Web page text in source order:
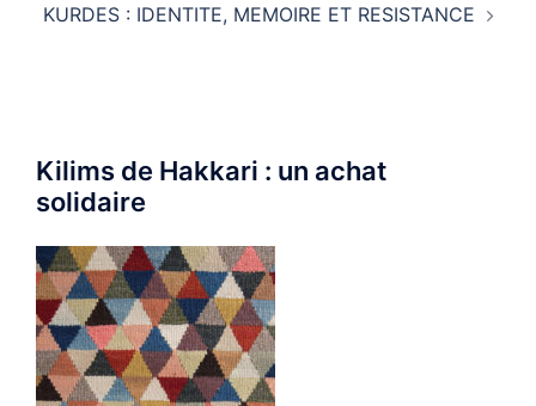
KURDES : IDENTITE, MEMOIRE ET RESISTANCE
Kilims de Hakkari : un achat
solidaire